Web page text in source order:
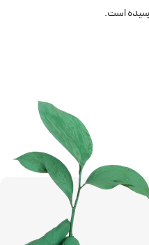
است.